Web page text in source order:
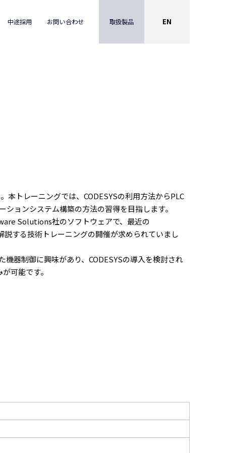
中途採用 お問い合わせ 取扱製品 EN
本トレーニングでは、CODESYSの利用方法からPLC
ョンシステム構築の方法の習得を目指します。
Solutions社のソフトウェアで、最近の
する技術トレーニングの開催が求められていまし
器制御に興味があり、CODESYSの導入を検討され
可能です。